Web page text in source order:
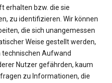
erhalten bzw. die sie
zu identifizieren. Wir können
die sich unangemessen
Weise gestellt werden,
Aufwand
Nutzer gefährden, kaum
zu Informationen, die